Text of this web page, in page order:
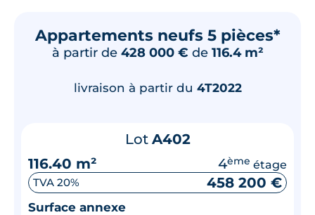
Appartements neufs 5 pièces*
à partir de 428 000 € de 116.4 m²
livraison à partir du 4T2022
Lot A402
116.40 m²
4ème étage
TVA 20% 458 200 €
Surface annexe